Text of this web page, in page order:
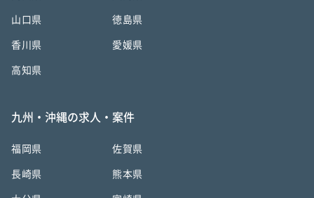
山口県 徳島県
香川県 愛媛県
高知県
九州・沖縄の求人・案件
福岡県 佐賀県
長崎県 熊本県